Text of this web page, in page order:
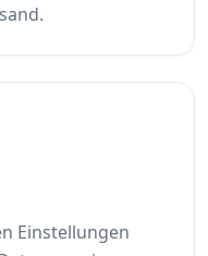
Einstellungen